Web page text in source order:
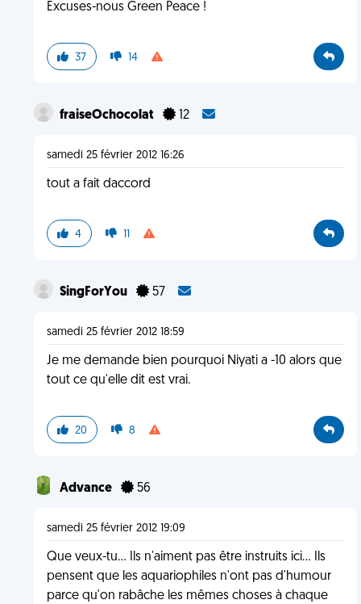
Excuses-nous Green Peace !
37 14
fraiseOchocolat 12
samedi 25 février 2012 16:26
tout a fait daccord
4 11
SingForYou 57
samedi 25 février 2012 18:59
Je me demande bien pourquoi Niyati a -10 alors que
tout ce qu'elle dit est vrai.
20 8
Advance 56
samedi 25 février 2012 19:09
Que veux-tu... Ils n'aiment pas être instruits ici... Ils
pensent que les aquariophiles n'ont pas d'humour
parce qu'on rabâche les mêmes choses à chaque